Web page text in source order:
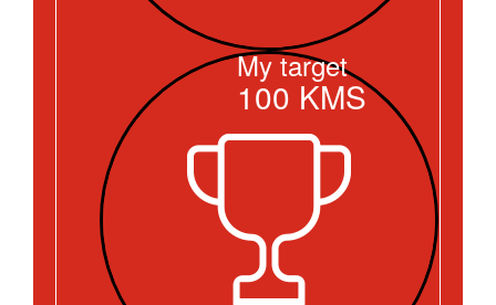
My target
100 KMS